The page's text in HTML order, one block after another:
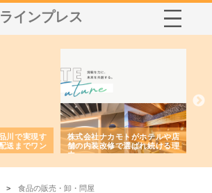
インプレス
川で実現す
送までワン
株式会社ナカモトがホテルや店
舗の内装改修で選ばれ続ける理
由
>食品の販売・卸・問屋